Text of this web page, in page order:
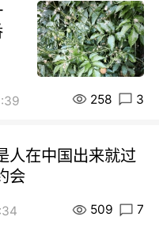
258 3
人在中国出来就过
会
509 7